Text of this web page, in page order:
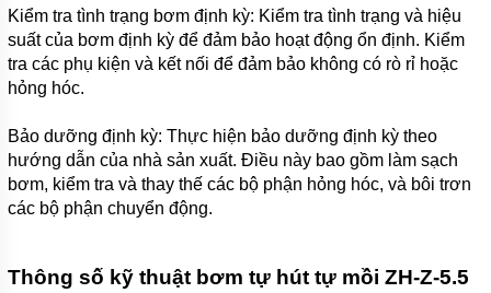
ỐNG
HÚT
PHẢN
LỰC
ZIDONG
SERI ZN
MÁY BƠM
ĐẶT CHÌM
HÚT BÙN
HYDROMAN
SERI TJQ
ĐẶT CHÌM
HÚT BÙN
Kiểm tra tình trạng bơm định kỳ: Kiểm tra tình trạng và hiệu
suất của bơm định kỳ để đảm bảo hoạt động ổn định. Kiểm
tra các phụ kiện và kết nối để đảm bảo không có rò rỉ hoặc
hỏng hóc.
Bảo dưỡng định kỳ: Thực hiện bảo dưỡng định kỳ theo
hướng dẫn của nhà sản xuất. Điều này bao gồm làm sạch
bơm, kiểm tra và thay thế các bộ phận hỏng hóc, và bôi trơn
các bộ phận chuyển động.
Thông số kỹ thuật bơm tự hút tự mồi ZH-Z-5.5